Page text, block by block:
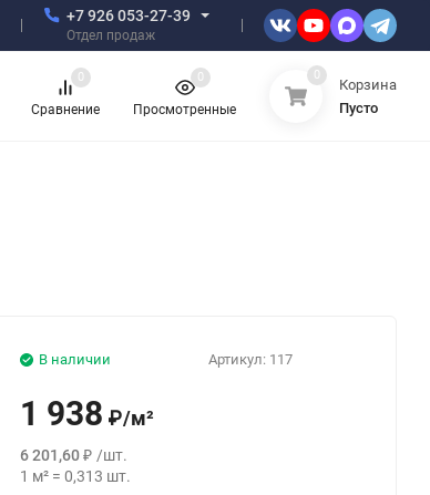
+7 926 053-27-39
Отдел продаж
Сравнение
0
Просмотренные
0 0
Корзина
Пусто
Артикул: 117
В наличии
1 938 ₽/м²
6 201,60₽ /шт.
1 м² =0,313 шт.